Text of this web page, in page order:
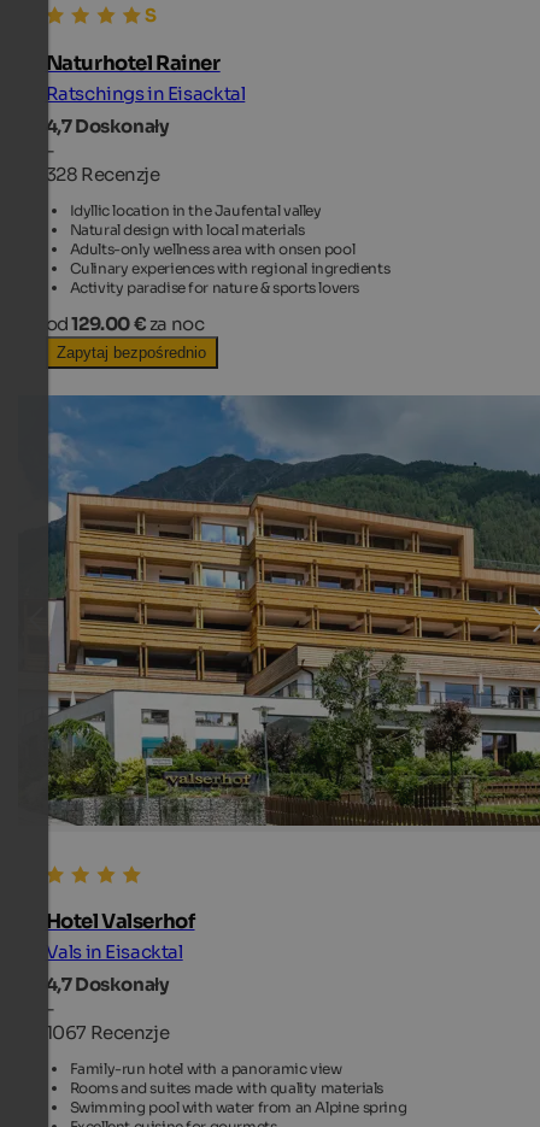
Naturhotel Rainer
Ratschings in Eisacktal
4,7Doskonały
-
328 Recenzje
Idyllic location in the Jaufental valley
Natural design with local materials
Adults-only wellness area with onsen pool
Culinary experiences with regional ingredients
Activity paradise for nature & sports lovers
od129.00 € za noc
Zapytaj bezpośrednio
TOP HOTEL
Hotel Valserhof
Vals in Eisacktal
4,7Doskonały
-
1067 Recenzje
Family-run hotel with a panoramic view
Rooms and suites made with quality materials
Swimming pool with water from an Alpine spring